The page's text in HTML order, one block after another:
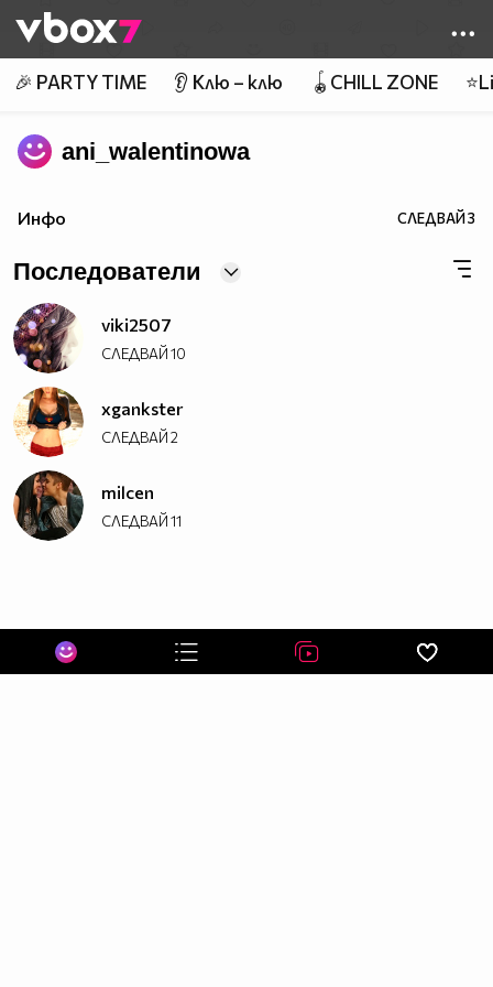
👾
🎉 PARTY TIME 👂 Клю – клю 🪀CHILL ZONE
ani_walentinowa
Инфо СЛЕДВАЙ3
Последователи
viki2507
СЛЕДВАЙ10
xgankster
СЛЕДВАЙ2
milcen
СЛЕДВАЙ11